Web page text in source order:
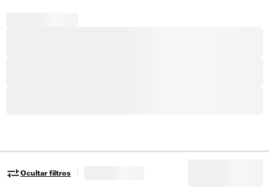
Ocultar filtros